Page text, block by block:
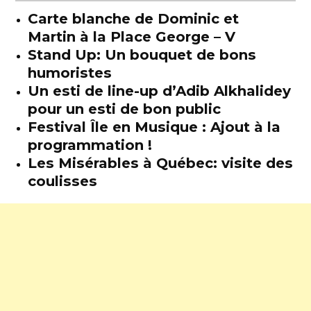
Carte blanche de Dominic et
Martin à la Place George – V
Stand Up: Un bouquet de bons
humoristes
Un esti de line-up d’Adib Alkhalidey
pour un esti de bon public
Festival Île en Musique : Ajout à la
programmation !
Les Misérables à Québec: visite des
coulisses